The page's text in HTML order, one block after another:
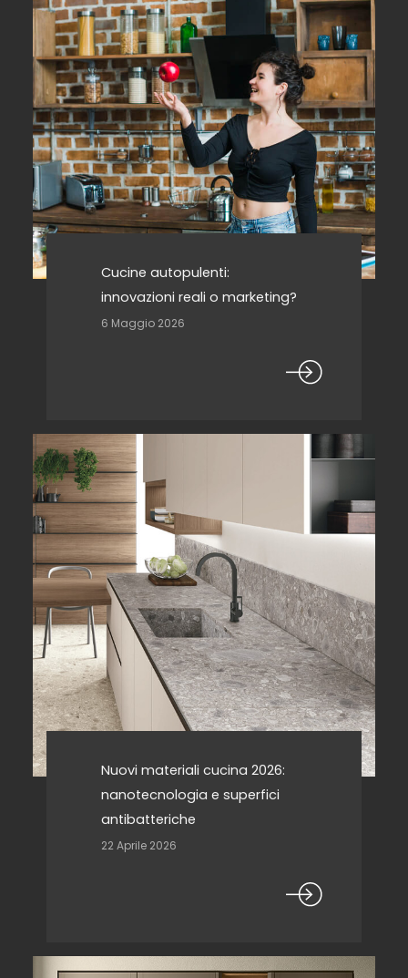
Cucine autopulenti:
innovazioni reali o marketing?
6 Maggio 2026
Nuovi materiali cucina 2026:
nanotecnologia e superfici
antibatteriche
22 Aprile 2026